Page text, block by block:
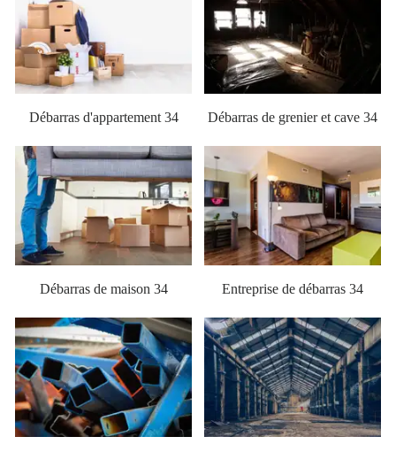
Débarras d'appartement 34 Débarras de grenier et cave 34
Débarras de maison 34 Entreprise de débarras 34